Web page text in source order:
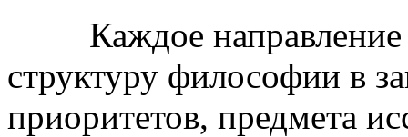
Каждое направление
структуру философии в
приоритетов, предмета